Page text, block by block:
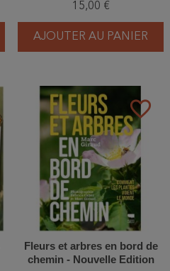
15,00 €
AJOUTER AU PANIER
favorite_border
Fleurs et arbres en bord de
chemin - Nouvelle Edition